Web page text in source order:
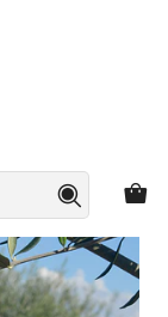
Casa